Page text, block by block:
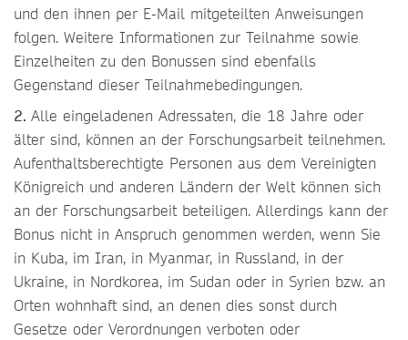
und den ihnen per E-Mail mitgeteilten Anweisungen
folgen. Weitere Informationen zur Teilnahme sowie
Einzelheiten zu den Bonussen sind ebenfalls
Gegenstand dieser Teilnahmebedingungen.
2. Alle eingeladenen Adressaten, die 18 Jahre oder
älter sind, können an der Forschungsarbeit teilnehmen.
Aufenthaltsberechtigte Personen aus dem Vereinigten
Königreich und anderen Ländern der Welt können sich
an der Forschungsarbeit beteiligen. Allerdings kann der
Bonus nicht in Anspruch genommen werden, wenn Sie
in Kuba, im Iran, in Myanmar, in Russland, in der
Ukraine, in Nordkorea, im Sudan oder in Syrien bzw. an
Orten wohnhaft sind, an denen dies sonst durch
Gesetze oder Verordnungen verboten oder